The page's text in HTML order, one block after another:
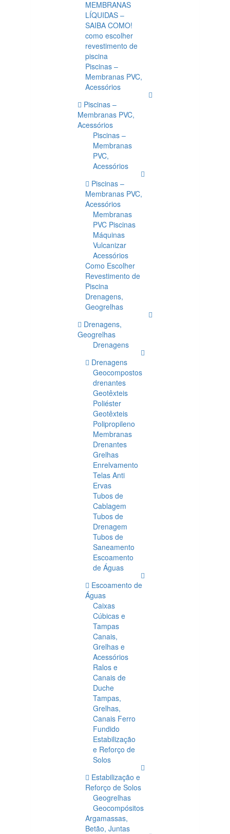
MEMBRANAS
LÍQUIDAS –
SAIBA COMO!
como escolher
revestimento de
piscina
Piscinas –
Membranas PVC,
Acessórios
Piscinas –
Membranas PVC,
Acessórios
Piscinas –
Membranas
PVC,
Acessórios
Piscinas –
Membranas PVC,
Acessórios
Membranas
PVC Piscinas
Máquinas
Vulcanizar
Acessórios
Como Escolher
Revestimento de
Piscina
Drenagens,
Geogrelhas
Drenagens,
Geogrelhas
Drenagens
Drenagens
Geocompostos
drenantes
Geotêxteis
Poliéster
Geotêxteis
Polipropileno
Membranas
Drenantes
Grelhas
Enrelvamento
Telas Anti
Ervas
Tubos de
Cablagem
Tubos de
Drenagem
Tubos de
Saneamento
Escoamento
de Águas
Escoamento de
Águas
Caixas
Cúbicas e
Tampas
Canais,
Grelhas e
Acessórios
Ralos e
Canais de
Duche
Tampas,
Grelhas,
Canais Ferro
Fundido
Estabilização
e Reforço de
Solos
Estabilização e
Reforço de Solos
Geogrelhas
Geocompósitos
Argamassas,
Betão, Juntas